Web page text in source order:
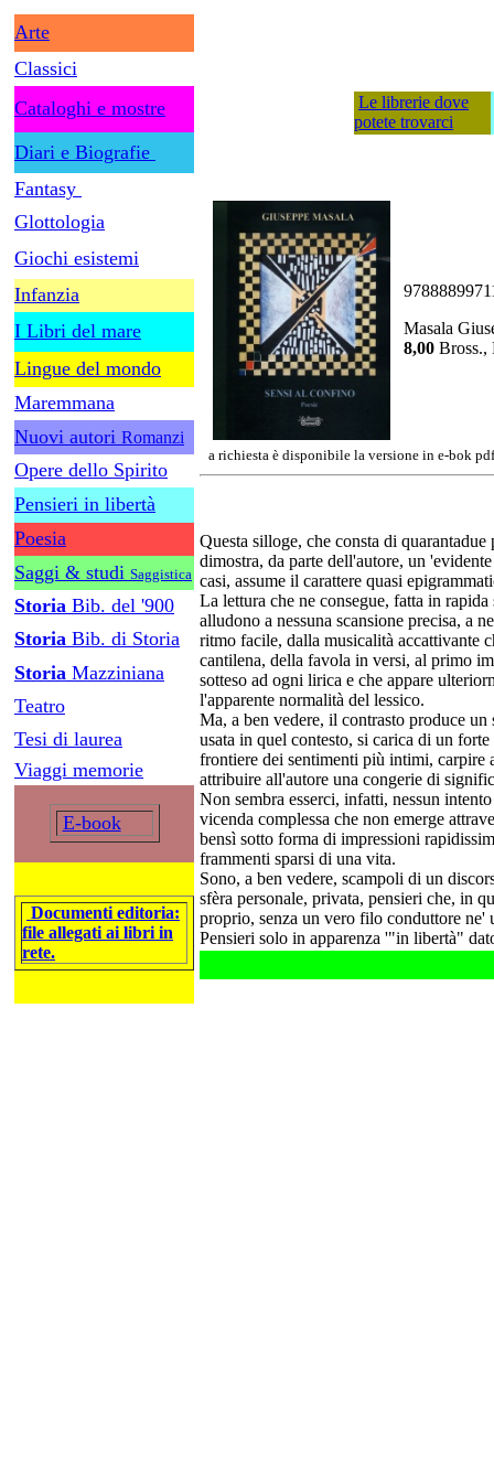
Arte
Classici
Cataloghi e mostre
Diari e Biografie
Fantasy
Glottologia
Giochi esistemi
Infanzia
I Libri del mare
Lingue del mondo
Maremmana
Nuovi autori Romanzi
Opere dello Spirito
Pensieri in libertà
Poesia
Saggi & studi Saggistica
Storia Bib. del '900
Storia Bib. di Storia
Storia Mazziniana
Teatro
Tesi di laurea
Viaggi memorie
E-book
Documenti editoria:
file allegati ai libri in
rete.
Le librerie dove
potete trovarci
Masala
8,00 Bross.,
a richiesta è disponibile la versione in e-bok pdf
Questa silloge, che consta di
dimostra, da parte dell'autore, un
casi, assume il carattere quasi
La lettura che ne consegue, fatta in
alludono a nessuna scansione precisa, a
ritmo facile, dalla musicalità accattivante
cantilena, della favola in versi, al primo
sotteso ad ogni lirica e che appare
l'apparente normalità del lessico.
Ma, a ben vedere, il contrasto produce
usata in quel contesto, si carica di un
frontiere dei sentimenti più intimi,
attribuire all'autore una congerie di
Non sembra esserci, infatti, nessun
vicenda complessa che non emerge
bensì sotto forma di impressioni
frammenti sparsi di una vita.
Sono, a ben vedere, scampoli di un
sfèra personale, privata, pensieri che, in
proprio, senza un vero filo conduttore ne'
Pensieri solo in apparenza '"in libertà"